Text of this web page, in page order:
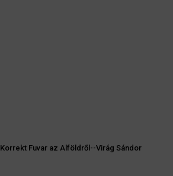
Korrekt Fuvar az Alföldről--Virág Sándor